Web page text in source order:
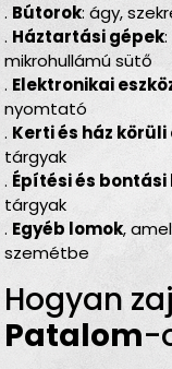
. Bútorok: ágy,
. Háztartási gépek
mikrohullámú sütő
. Elektronikai
nyomtató
. Kerti és ház körüli
tárgyak
. Építési és
tárgyak
. Egyéb lomok,
szemétbe
Hogyan
Patalom-